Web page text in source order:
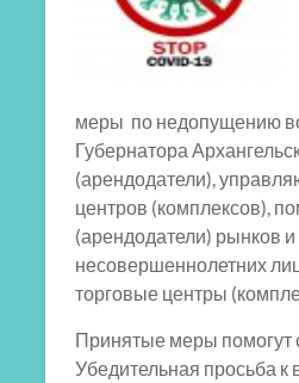
меры по недопущению
Губернатора
(арендодатели),
центров (комплексов),
(арендодатели) рынков
несовершеннолетних
торговые центры
Принятые меры помогут
Убедительная просьба к